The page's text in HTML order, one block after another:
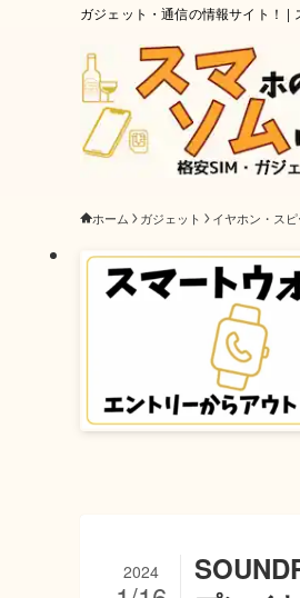
ガジェット・通信の情報サイト！ |
ホーム ガジェット イヤホン・ス
2024